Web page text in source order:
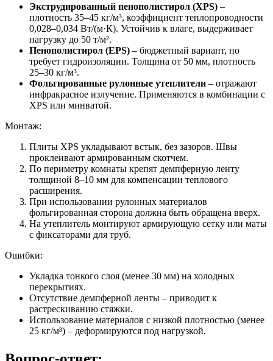
Экструдированный пенополистирол (XPS) –
плотность 35–45 кг/м³, коэффициент теплопроводности
0,028–0,034 Вт/(м·К). Устойчив к влаге, выдерживает
нагрузку до 50 т/м².
Пенополистирол (EPS) – бюджетный вариант, но
требует гидроизоляции. Толщина от 50 мм, плотность
25–30 кг/м³.
Фольгированные рулонные утеплители – отражают
инфракрасное излучение. Применяются в комбинации с
XPS или минватой.
Монтаж:
Плиты XPS укладывают встык, без зазоров. Швы
проклеивают армированным скотчем.
По периметру комнаты крепят демпферную ленту
толщиной 8–10 мм для компенсации теплового
расширения.
При использовании рулонных материалов
фольгированная сторона должна быть обращена вверх.
На утеплитель монтируют армирующую сетку или маты
с фиксаторами для труб.
Ошибки:
Укладка тонкого слоя (менее 30 мм) на холодных
перекрытиях.
Отсутствие демпферной ленты – приводит к
растрескиванию стяжки.
Использование материалов с низкой плотностью (менее
25 кг/м³) – деформируются под нагрузкой.